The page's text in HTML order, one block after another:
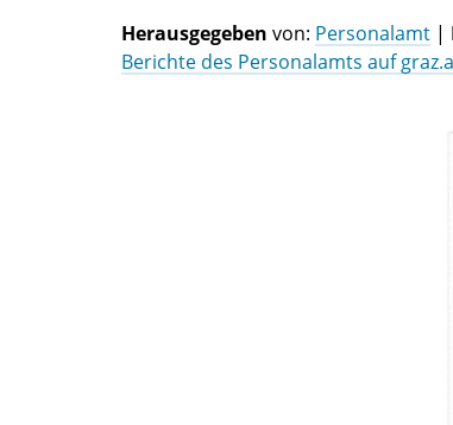
Herausgegeben von: Personalamt |
Berichte des Personalamts auf